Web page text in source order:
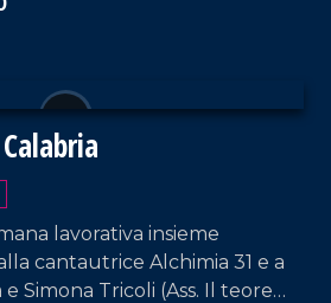
lavorativa insieme
cantautrice Alchimia 31 e a
Simona Tricoli (Ass. Il teorema